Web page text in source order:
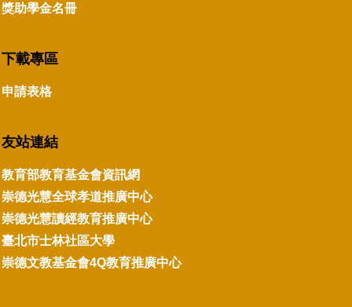
獎助學金名冊
下載專區
申請表格
友站連結
教育部教育基金會資訊網
崇德光慧全球孝道推廣中心
崇德光慧讀經教育推廣中心
臺北市士林社區大學
崇德文教基金會4Q教育推廣中心